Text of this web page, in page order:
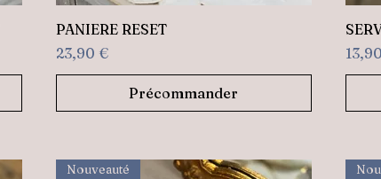
Aperçu rapide
PANIERE RESET
Prix
23,90 €
Précommander
Prix
Nouveauté